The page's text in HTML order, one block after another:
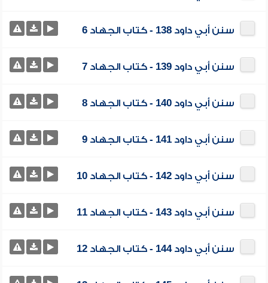
سنن أبي داود 138 - كتاب الجهاد 6
سنن أبي داود 139 - كتاب الجهاد 7
سنن أبي داود 140 - كتاب الجهاد 8
سنن أبي داود 141 - كتاب الجهاد 9
سنن أبي داود 142 - كتاب الجهاد 10
سنن أبي داود 143 - كتاب الجهاد 11
سنن أبي داود 144 - كتاب الجهاد 12